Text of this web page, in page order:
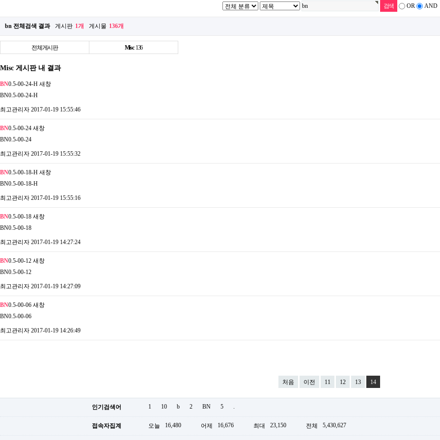
OR AND
bn 전체검색 결과 게시판 1개 게시물 136개
전체게시판 Misc 136
Misc 게시판 내 결과
BN0.5-00-24-H 새창
BN0.5-00-24-H
최고관리자 2017-01-19 15:55:46
BN0.5-00-24 새창
BN0.5-00-24
최고관리자 2017-01-19 15:55:32
BN0.5-00-18-H 새창
BN0.5-00-18-H
최고관리자 2017-01-19 15:55:16
BN0.5-00-18 새창
BN0.5-00-18
최고관리자 2017-01-19 14:27:24
BN0.5-00-12 새창
BN0.5-00-12
최고관리자 2017-01-19 14:27:09
BN0.5-00-06 새창
BN0.5-00-06
최고관리자 2017-01-19 14:26:49
처음 이전 11 12 13 14
인기검색어 1 10 b 2 BN 5 .
접속자집계 오늘 16,480 어제 16,676 최대 23,150 전체 5,430,627